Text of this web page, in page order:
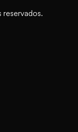
reservados.